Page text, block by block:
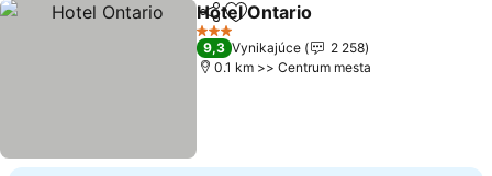
ZdieľaťPridať do obľúbených
Hotel Ontario
3 Počet hviezdičiek
9,3 Vynikajúce
2 258
0.1 km >> Centrum mesta